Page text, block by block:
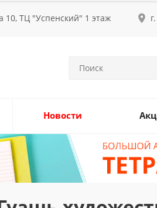
10, ТЦ "Успенский" 1 этаж
Новости